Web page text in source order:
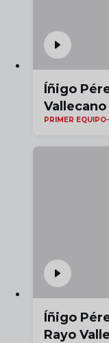
Íñigo
PRIMER EQUIPO
Íñigo
Rayo